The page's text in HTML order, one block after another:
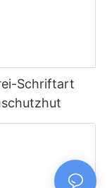
Schriftart